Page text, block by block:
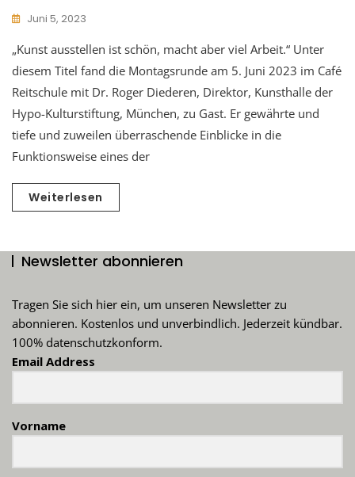
Juni 5, 2023
„Kunst ausstellen ist schön, macht aber viel Arbeit.“ Unter
diesem Titel fand die Montagsrunde am 5. Juni 2023 im Café
Reitschule mit Dr. Roger Diederen, Direktor, Kunsthalle der
Hypo-Kulturstiftung, München, zu Gast. Er gewährte und
tiefe und zuweilen überraschende Einblicke in die
Funktionsweise eines der
Weiterlesen
Newsletter abonnieren
Tragen Sie sich hier ein, um unseren Newsletter zu
abonnieren. Kostenlos und unverbindlich. Jederzeit kündbar.
100% datenschutzkonform.
Email Address
Vorname